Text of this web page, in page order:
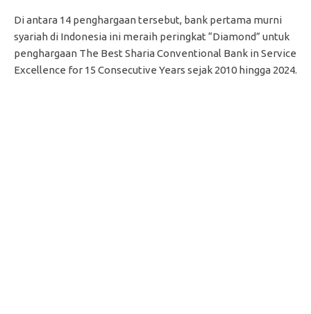
Di antara 14 penghargaan tersebut, bank pertama murni
syariah di Indonesia ini meraih peringkat “Diamond” untuk
penghargaan The Best Sharia Conventional Bank in Service
Excellence for 15 Consecutive Years sejak 2010 hingga 2024.